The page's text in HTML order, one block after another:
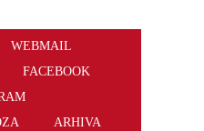
WEBMAIL
FACEBOOK
ARHIVA